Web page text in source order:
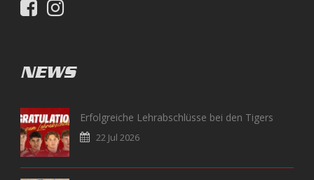
NEWS
Erfolgreiche Lehrabschlüsse bei den Tigers
22 Jul 2026